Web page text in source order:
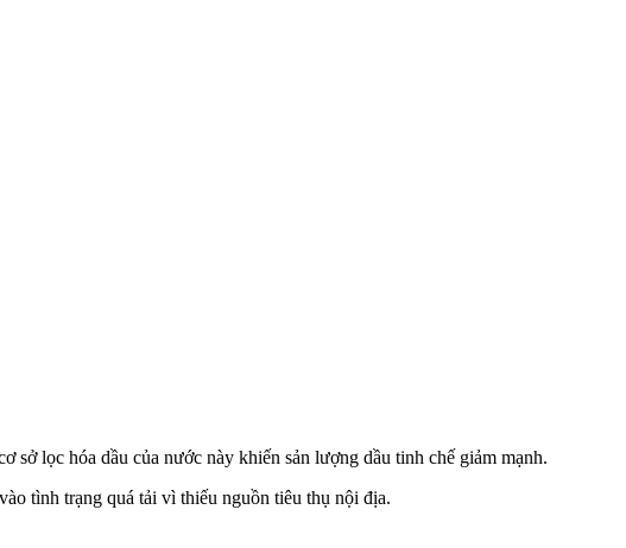
sở lọc hóa dầu của nước này khiến sản lượng dầu tinh chế giảm mạnh.
tình trạng quá tải vì thiếu nguồn tiêu thụ nội địa.